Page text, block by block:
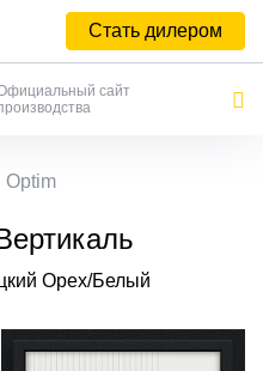
Стать дилером
сайт
Optim
Орех/Белый